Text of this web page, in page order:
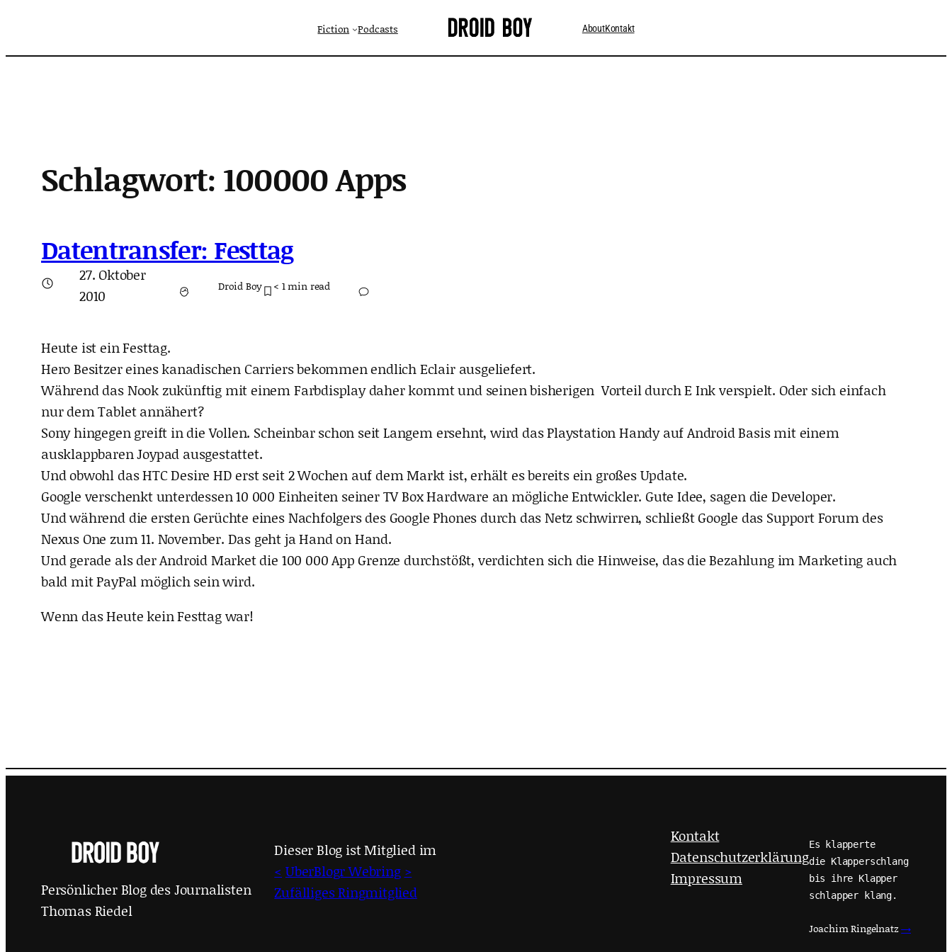
springen
Fiction Podcasts AboutKontakt
Schlagwort: 100000 Apps
Datentransfer: Festtag
27. Oktober
2010
Droid Boy < 1min read
Heute ist ein Festtag.
Hero Besitzer eines kanadischen Carriers bekommen endlich Eclair ausgeliefert.
Während das Nook zukünftig mit einem Farbdisplay daher kommt und seinen bisherigen Vorteil durch E Ink verspielt. Oder sich einfach
nur dem Tablet annähert?
Sony hingegen greift in die Vollen. Scheinbar schon seit Langem ersehnt, wird das Playstation Handy auf Android Basis mit einem
ausklappbaren Joypad ausgestattet.
Und obwohl das HTC Desire HD erst seit 2 Wochen auf dem Markt ist, erhält es bereits ein großes Update.
Google verschenkt unterdessen 10 000 Einheiten seiner TV Box Hardware an mögliche Entwickler. Gute Idee, sagen die Developer.
Und während die ersten Gerüchte eines Nachfolgers des Google Phones durch das Netz schwirren, schließt Google das Support Forum des
Nexus One zum 11. November. Das geht ja Hand on Hand.
Und gerade als der Android Market die 100 000 App Grenze durchstößt, verdichten sich die Hinweise, das die Bezahlung im Marketing auch
bald mit PayPal möglich sein wird.
Wenn das Heute kein Festtag war!
Persönlicher Blog des Journalisten
Thomas Riedel
Dieser Blog ist Mitglied im
< UberBlogr Webring >
Zufälliges Ringmitglied
Kontakt
Datenschutzerklärung
Impressum
Es klapperte
die Klapperschlang
bis ihre Klapper
schlapper klang.
Joachim Ringelnatz→